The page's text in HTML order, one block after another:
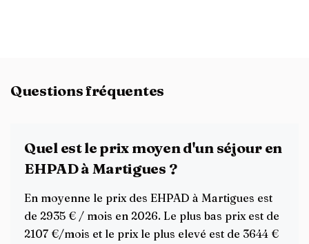
Questions fréquentes
Quel est le prix moyen d'un séjour en
EHPAD à Martigues ?
En moyenne le prix des EHPAD à Martigues est
de 2935 € / mois en 2026. Le plus bas prix est de
2107 €/mois et le prix le plus elevé est de 3644 €